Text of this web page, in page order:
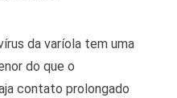
da varíola tem uma
do que o
contato prolongado